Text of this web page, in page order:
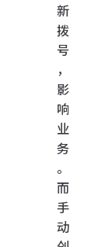
新
拨
号
，
影
响
业
务
。
而
手
动